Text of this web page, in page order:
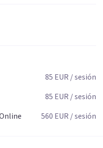
sostenibles).
85 EUR / sesión
85 EUR / sesión
560 EUR / sesión